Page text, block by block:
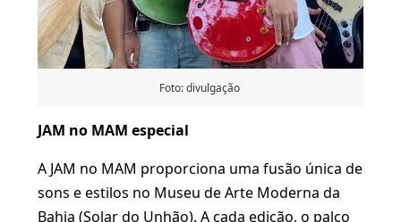
Foto: divulgação
JAM no MAM especial
A JAM no MAM proporciona uma fusão única de
sons e estilos no Museu de Arte Moderna da
Bahia (Solar do Unhão). A cada edição, o palco